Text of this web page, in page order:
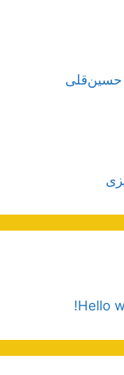
حسین‌قلی
Hello